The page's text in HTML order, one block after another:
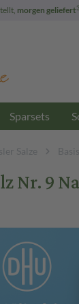
morgen geliefert3
Sparsets
Salze
Nr. 9